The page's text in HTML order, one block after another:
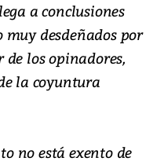
a conclusiones
muy desdeñados por
de los opinadores,
la coyuntura
no está exento de